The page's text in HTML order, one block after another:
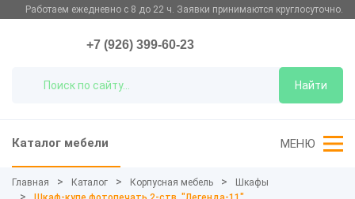
Работаем ежедневно с 8 до 22 ч. Заявки принимаются круглосуточно.
Найти
+7 (926) 399-60-23
Каталог мебели МЕНЮ
Главная Каталог Корпусная мебель
Шкафы